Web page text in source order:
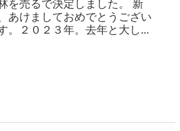
を売るで決定しました。 新
あけましておめでとうござい
。２０２３年。去年と大し...